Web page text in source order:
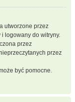
utworzone przez
logowany do witryny.
przez
przez
być pomocne.